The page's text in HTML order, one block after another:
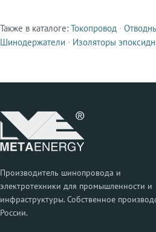
Смежные продукты
Также в каталоге: Токопровод ·
Шинодержатели · Изоляторы
Производитель шинопровода и
электротехники для промышленности и
инфраструктуры. Собственное
России.